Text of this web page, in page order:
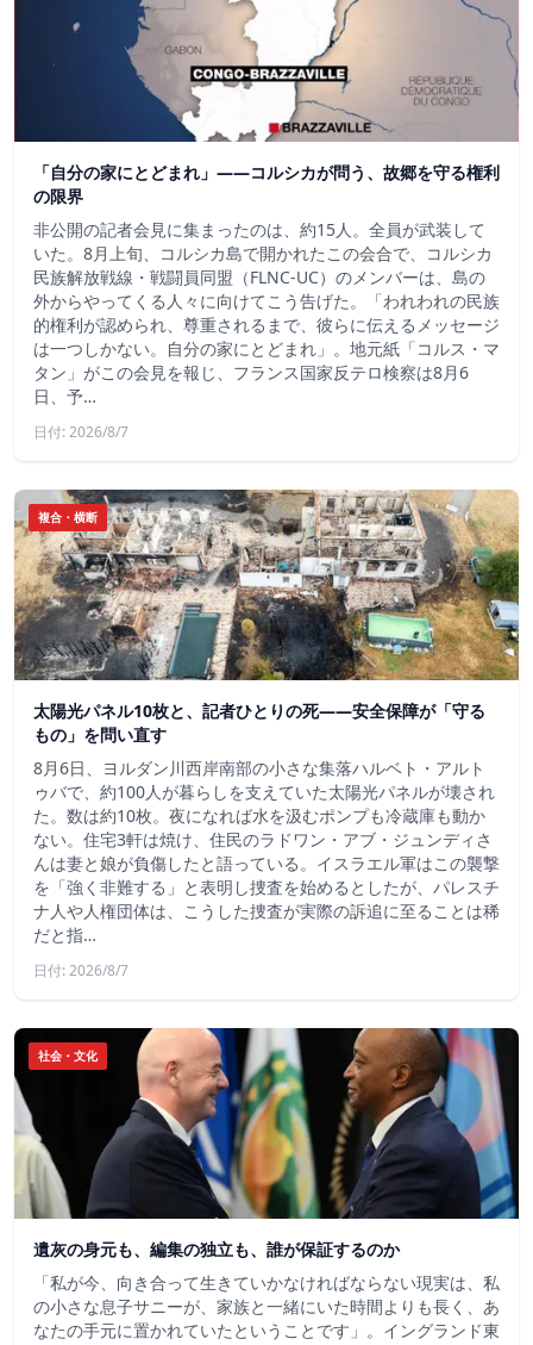
「自分の家にとどまれ」——コルシカが問う、故郷を守る権利
の限界
非公開の記者会見に集まったのは、約15人。全員が武装して
いた。8月上旬、コルシカ島で開かれたこの会合で、コルシカ
民族解放戦線・戦闘員同盟（FLNC-UC）のメンバーは、島の
外からやってくる人々に向けてこう告げた。「われわれの民族
的権利が認められ、尊重されるまで、彼らに伝えるメッセージ
は一つしかない。自分の家にとどまれ」。地元紙「コルス・マ
タン」がこの会見を報じ、フランス国家反テロ検察は8月6
日、予…
日付: 2026/8/7
複合・横断
太陽光パネル10枚と、記者ひとりの死——安全保障が「守る
もの」を問い直す
8月6日、ヨルダン川西岸南部の小さな集落ハルベト・アルト
ゥバで、約100人が暮らしを支えていた太陽光パネルが壊され
た。数は約10枚。夜になれば水を汲むポンプも冷蔵庫も動か
ない。住宅3軒は焼け、住民のラドワン・アブ・ジュンディさ
んは妻と娘が負傷したと語っている。イスラエル軍はこの襲撃
を「強く非難する」と表明し捜査を始めるとしたが、パレスチ
ナ人や人権団体は、こうした捜査が実際の訴追に至ることは稀
だと指…
日付: 2026/8/7
社会・文化
遺灰の身元も、編集の独立も、誰が保証するのか
「私が今、向き合って生きていかなければならない現実は、私
の小さな息子サニーが、家族と一緒にいた時間よりも長く、あ
なたの手元に置かれていたということです」。イングランド東